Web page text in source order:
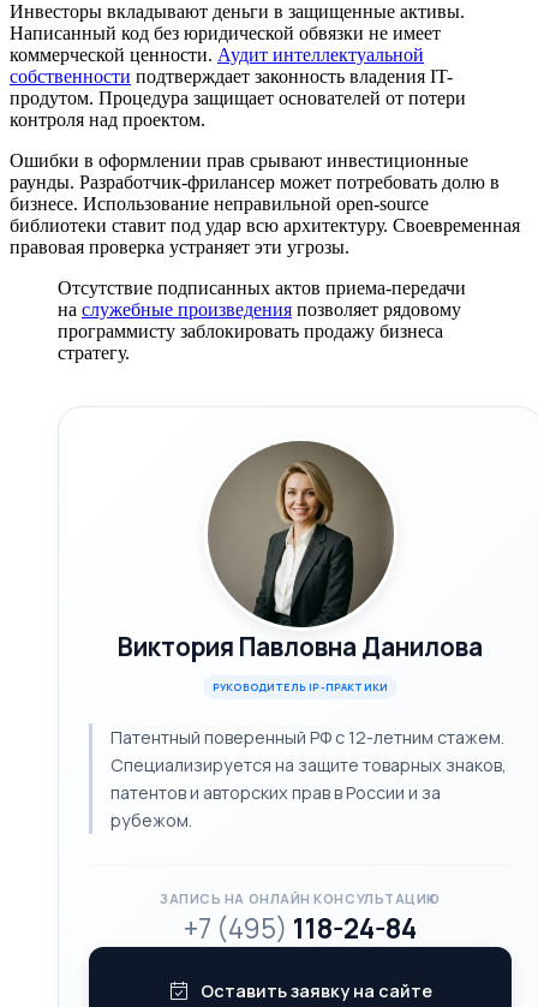
Инвесторы вкладывают деньги в защищенные активы.
Написанный код без юридической обвязки не имеет
коммерческой ценности. Аудит интеллектуальной
собственности подтверждает законность владения IT-
продутом. Процедура защищает основателей от потери
контроля над проектом.
Ошибки в оформлении прав срывают инвестиционные
раунды. Разработчик-фрилансер может потребовать долю в
бизнесе. Использование неправильной open-source
библиотеки ставит под удар всю архитектуру. Своевременная
правовая проверка устраняет эти угрозы.
Отсутствие подписанных актов приема-передачи
на служебные произведения позволяет рядовому
программисту заблокировать продажу бизнеса
стратегу.
Виктория Павловна Данилова
РУКОВОДИТЕЛЬ IP-ПРАКТИКИ
Патентный поверенный РФ с 12-летним стажем.
Специализируется на защите товарных знаков,
патентов и авторских прав в России и за
рубежом.
ЗАПИСЬ НА ОНЛАЙН КОНСУЛЬТАЦИЮ
+7 (495) 118-24-84
Оставить заявку на сайте